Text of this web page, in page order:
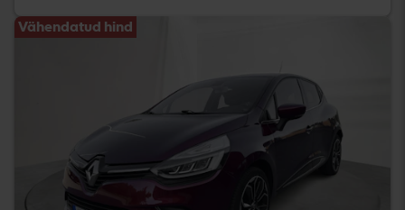
Vähendatud hind